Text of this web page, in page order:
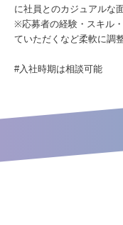
に社員とのカジュアルな
※応募者の経験・スキル
ていただくなど柔軟に調
#入社時期は相談可能